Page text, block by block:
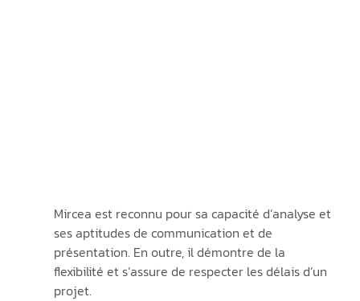
Mircea est reconnu pour sa capacité d’analyse et
ses aptitudes de communication et de
présentation. En outre, il démontre de la
flexibilité et s’assure de respecter les délais d’un
projet.